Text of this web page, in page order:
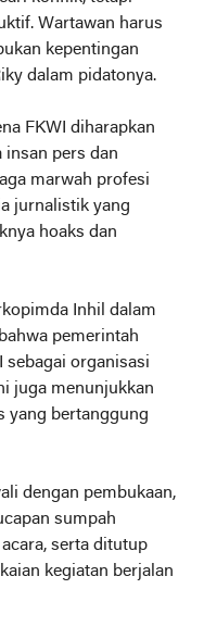
Wartawan harus
kepentingan
dalam pidatonya.
FKWI diharapkan
pers dan
marwah profesi
jurnalistik yang
hoaks dan
Inhil dalam
pemerintah
sebagai organisasi
juga menunjukkan
yang bertanggung
dengan pembukaan,
sumpah
serta ditutup
kegiatan berjalan